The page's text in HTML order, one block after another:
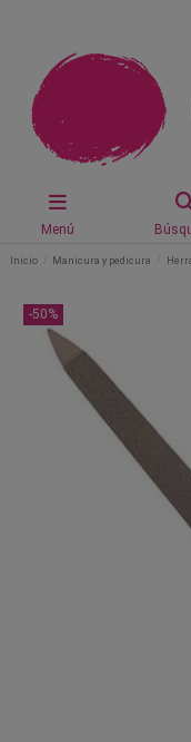
Menú
Inicio Manicura y pedicura
-50%